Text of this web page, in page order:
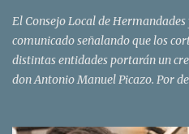
El Consejo Local de
comunicado señalando que los
distintas entidades portarán un
don Antonio Manuel Picazo. Por